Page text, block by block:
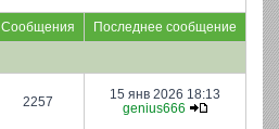
Сообщения Последнее сообщение
2257
15 янв 2026 18:13
genius666